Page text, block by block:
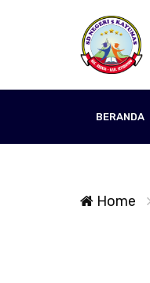
BERANDA
Home